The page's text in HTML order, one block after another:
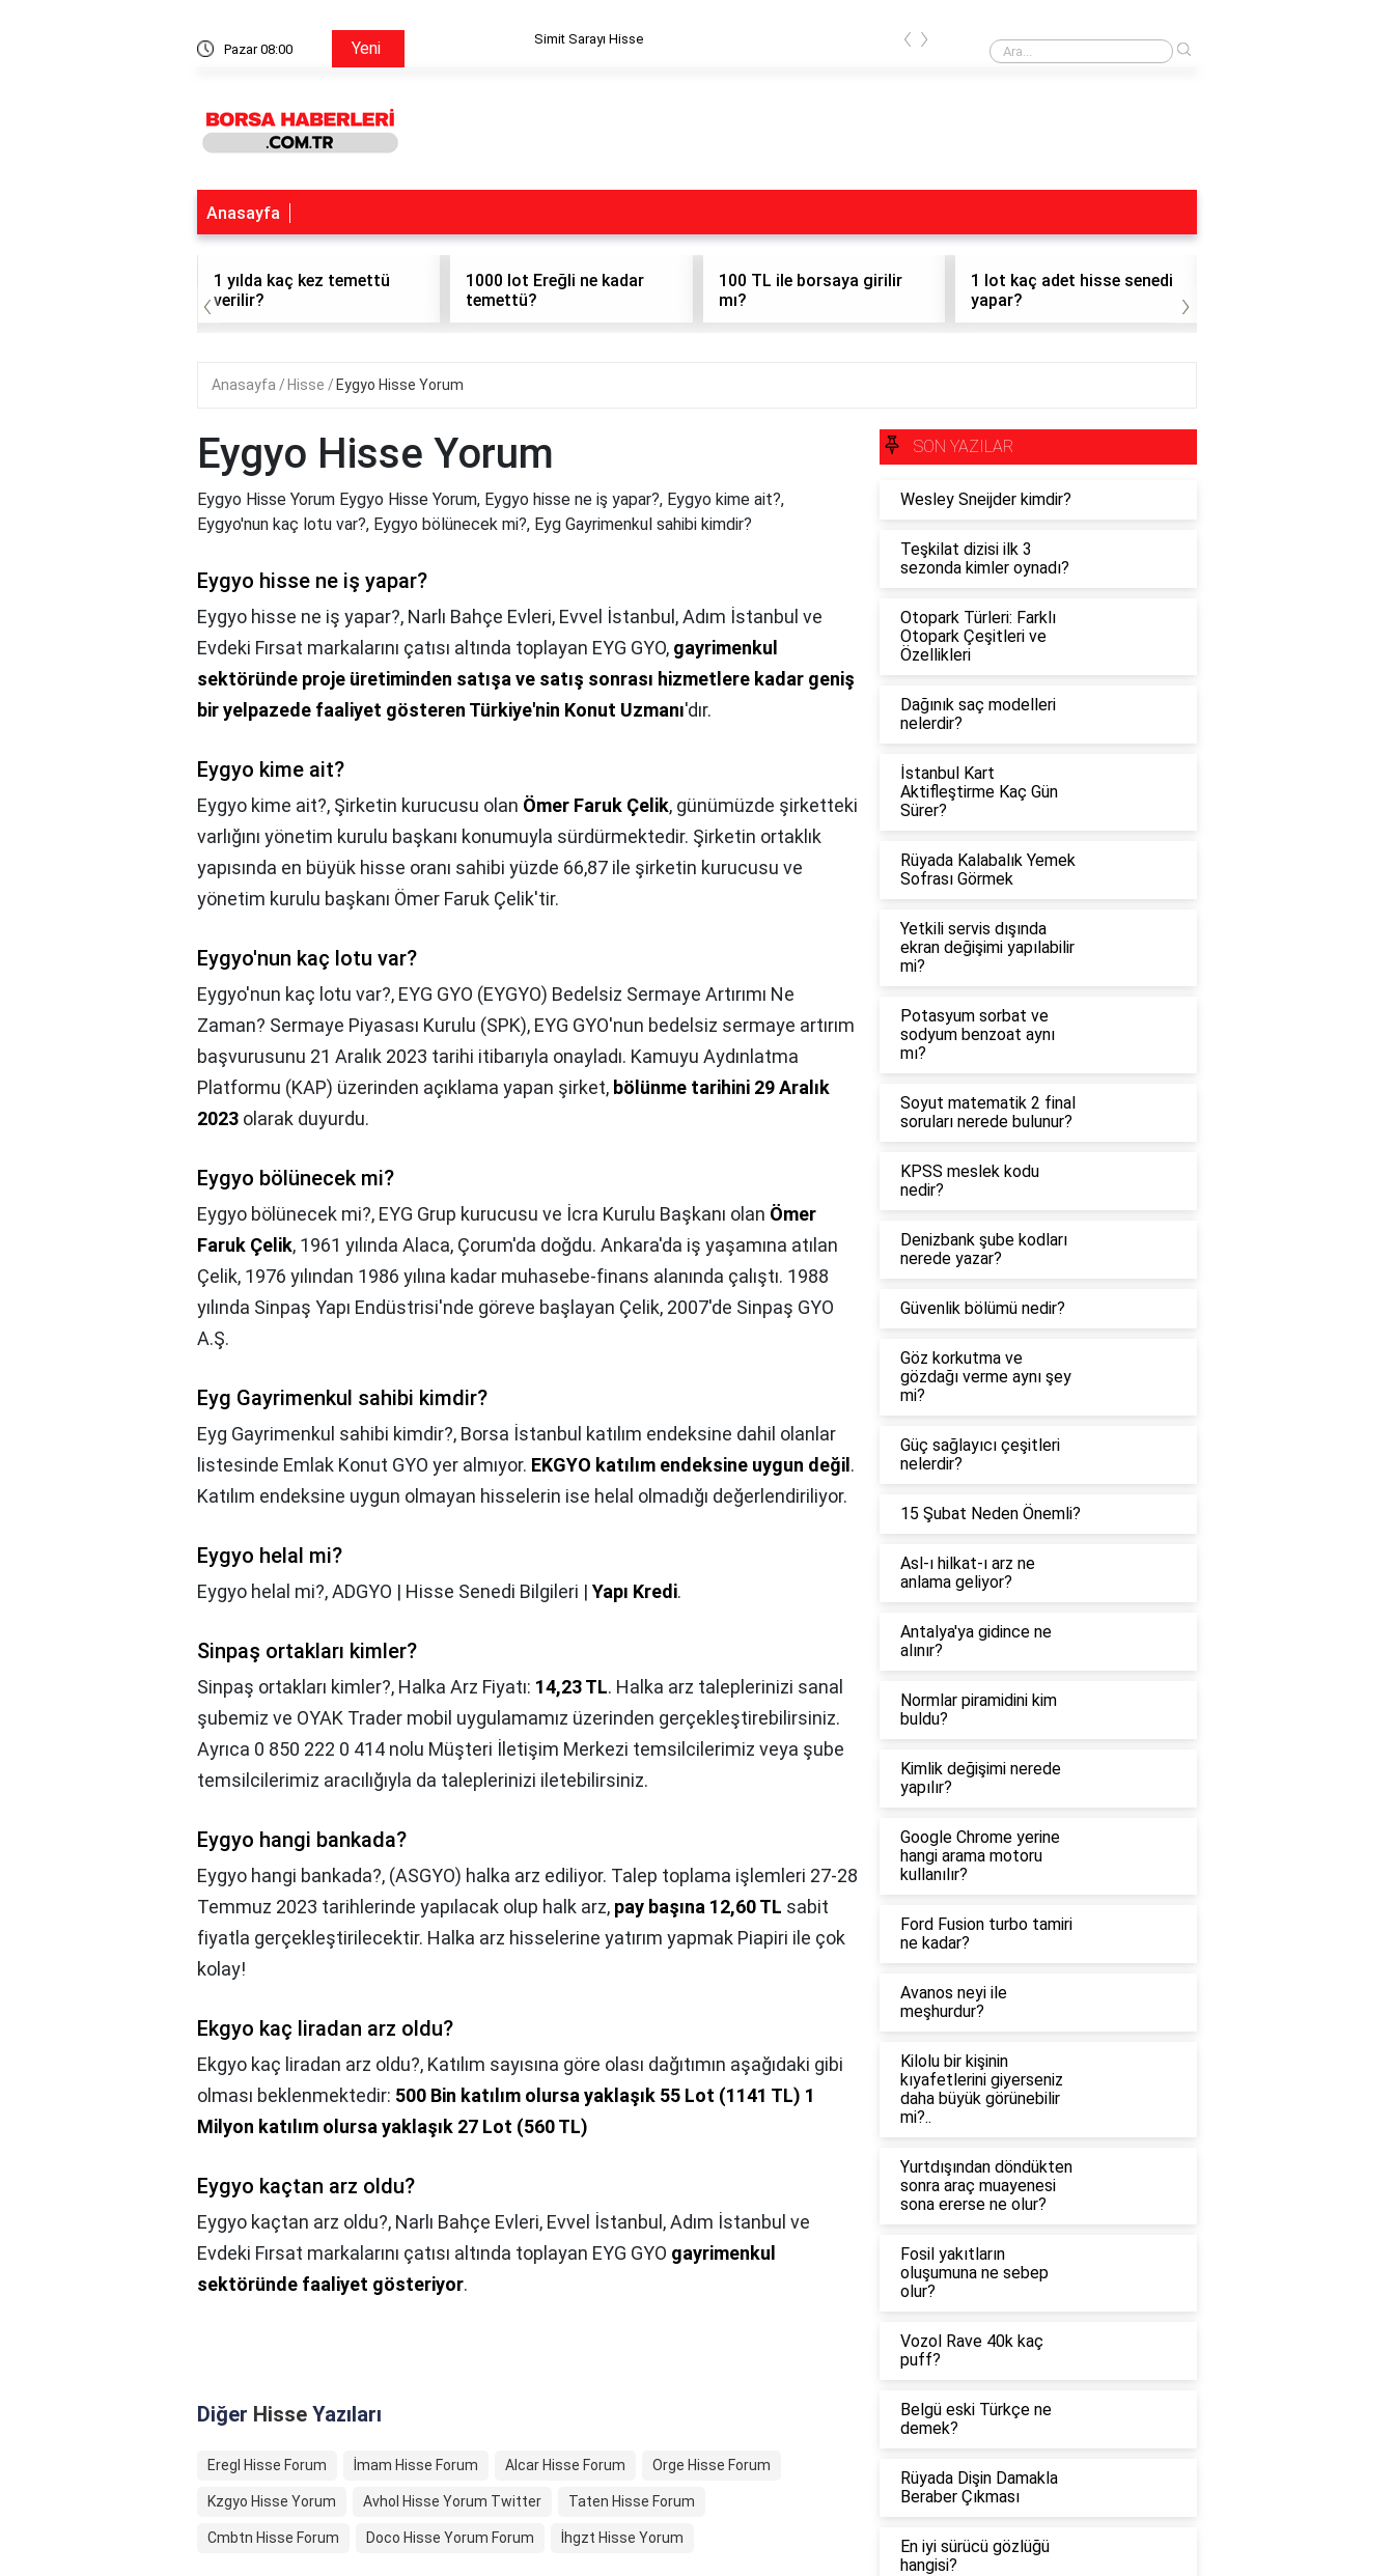
Pazar 08:00 Yeni Simit Sarayı Hisse Dohol Hisse
‹ ›
Anasayfa
1 yılda kaç kez temettü
verilir?
1000 lot Ereğli ne kadar
temettü?
100 TL ile borsaya girilir
mı?
1 lot kaç adet hisse senedi
yapar?
‹ ›
Anasayfa Hisse Eygyo Hisse Yorum
Eygyo Hisse Yorum
Eygyo Hisse Yorum Eygyo Hisse Yorum, Eygyo hisse ne iş yapar?, Eygyo kime ait?,
Eygyo'nun kaç lotu var?, Eygyo bölünecek mi?, Eyg Gayrimenkul sahibi kimdir?
Eygyo hisse ne iş yapar?
Eygyo hisse ne iş yapar?, Narlı Bahçe Evleri, Evvel İstanbul, Adım İstanbul ve
Evdeki Fırsat markalarını çatısı altında toplayan EYG GYO, gayrimenkul
sektöründe proje üretiminden satışa ve satış sonrası hizmetlere kadar geniş
bir yelpazede faaliyet gösteren Türkiye'nin Konut Uzmanı'dır.
Eygyo kime ait?
Eygyo kime ait?, Şirketin kurucusu olan Ömer Faruk Çelik, günümüzde şirketteki
varlığını yönetim kurulu başkanı konumuyla sürdürmektedir. Şirketin ortaklık
yapısında en büyük hisse oranı sahibi yüzde 66,87 ile şirketin kurucusu ve
yönetim kurulu başkanı Ömer Faruk Çelik'tir.
Eygyo'nun kaç lotu var?
Eygyo'nun kaç lotu var?, EYG GYO (EYGYO) Bedelsiz Sermaye Artırımı Ne
Zaman? Sermaye Piyasası Kurulu (SPK), EYG GYO'nun bedelsiz sermaye artırım
başvurusunu 21 Aralık 2023 tarihi itibarıyla onayladı. Kamuyu Aydınlatma
Platformu (KAP) üzerinden açıklama yapan şirket, bölünme tarihini 29 Aralık
2023 olarak duyurdu.
Eygyo bölünecek mi?
Eygyo bölünecek mi?, EYG Grup kurucusu ve İcra Kurulu Başkanı olan Ömer
Faruk Çelik, 1961 yılında Alaca, Çorum'da doğdu. Ankara'da iş yaşamına atılan
Çelik, 1976 yılından 1986 yılına kadar muhasebe-finans alanında çalıştı. 1988
yılında Sinpaş Yapı Endüstrisi'nde göreve başlayan Çelik, 2007'de Sinpaş GYO
A.Ş.
Eyg Gayrimenkul sahibi kimdir?
Eyg Gayrimenkul sahibi kimdir?, Borsa İstanbul katılım endeksine dahil olanlar
listesinde Emlak Konut GYO yer almıyor. EKGYO katılım endeksine uygun değil .
Katılım endeksine uygun olmayan hisselerin ise helal olmadığı değerlendiriliyor.
Eygyo helal mi?
Eygyo helal mi?,ADGYO | Hisse Senedi Bilgileri | Yapı Kredi.
Sinpaş ortakları kimler?
Sinpaş ortakları kimler?, Halka Arz Fiyatı: 14,23 TL. Halka arz taleplerinizi sanal
şubemiz ve OYAK Trader mobil uygulamamız üzerinden gerçekleştirebilirsiniz.
Ayrıca 0 850 222 0 414 nolu Müşteri İletişim Merkezi temsilcilerimiz veya şube
temsilcilerimiz aracılığıyla da taleplerinizi iletebilirsiniz.
Eygyo hangi bankada?
Eygyo hangi bankada?, (ASGYO) halka arz ediliyor. Talep toplama işlemleri 27-28
Temmuz 2023 tarihlerinde yapılacak olup halk arz, pay başına 12,60 TL sabit
fiyatla gerçekleştirilecektir. Halka arz hisselerine yatırım yapmak Piapiri ile çok
kolay!
Ekgyo kaç liradan arz oldu?
Ekgyo kaç liradan arz oldu?, Katılım sayısına göre olası dağıtımın aşağıdaki gibi
olması beklenmektedir: 500 Bin katılım olursa yaklaşık 55 Lot (1141 TL) 1
Milyon katılım olursa yaklaşık 27 Lot (560 TL)
Eygyo kaçtan arz oldu?
Eygyo kaçtan arz oldu?, Narlı Bahçe Evleri, Evvel İstanbul, Adım İstanbul ve
Evdeki Fırsat markalarını çatısı altında toplayan EYG GYO gayrimenkul
sektöründe faaliyet gösteriyor.
Diğer Hisse Yazıları
Eregl Hisse Forum İmam Hisse Forum Alcar Hisse Forum Orge Hisse Forum
Kzgyo Hisse Yorum Avhol Hisse Yorum Twitter Taten Hisse Forum
Cmbtn Hisse Forum Doco Hisse Yorum Forum İhgzt Hisse Yorum
SON YAZILAR
Wesley Sneijder kimdir?
Teşkilat dizisi ilk 3
sezonda kimler oynadı?
Otopark Türleri: Farklı
Otopark Çeşitleri ve
Özellikleri
Dağınık saç modelleri
nelerdir?
İstanbul Kart
Aktifleştirme Kaç Gün
Sürer?
Rüyada Kalabalık Yemek
Sofrası Görmek
Yetkili servis dışında
ekran değişimi yapılabilir
mi?
Potasyum sorbat ve
sodyum benzoat aynı
mı?
Soyut matematik 2 final
soruları nerede bulunur?
KPSS meslek kodu
nedir?
Denizbank şube kodları
nerede yazar?
Güvenlik bölümü nedir?
Göz korkutma ve
gözdağı verme aynı şey
mi?
Güç sağlayıcı çeşitleri
nelerdir?
15 Şubat Neden Önemli?
Asl-ı hilkat-ı arz ne
anlama geliyor?
Antalya'ya gidince ne
alınır?
Normlar piramidini kim
buldu?
Kimlik değişimi nerede
yapılır?
Google Chrome yerine
hangi arama motoru
kullanılır?
Ford Fusion turbo tamiri
ne kadar?
Avanos neyi ile
meşhurdur?
Kilolu bir kişinin
kıyafetlerini giyerseniz
daha büyük görünebilir
mi?..
Yurtdışından döndükten
sonra araç muayenesi
sona ererse ne olur?
Fosil yakıtların
oluşumuna ne sebep
olur?
Vozol Rave 40k kaç
puff?
Belgü eski Türkçe ne
demek?
Rüyada Dişin Damakla
Beraber Çıkması
En iyi sürücü gözlüğü
hangisi?